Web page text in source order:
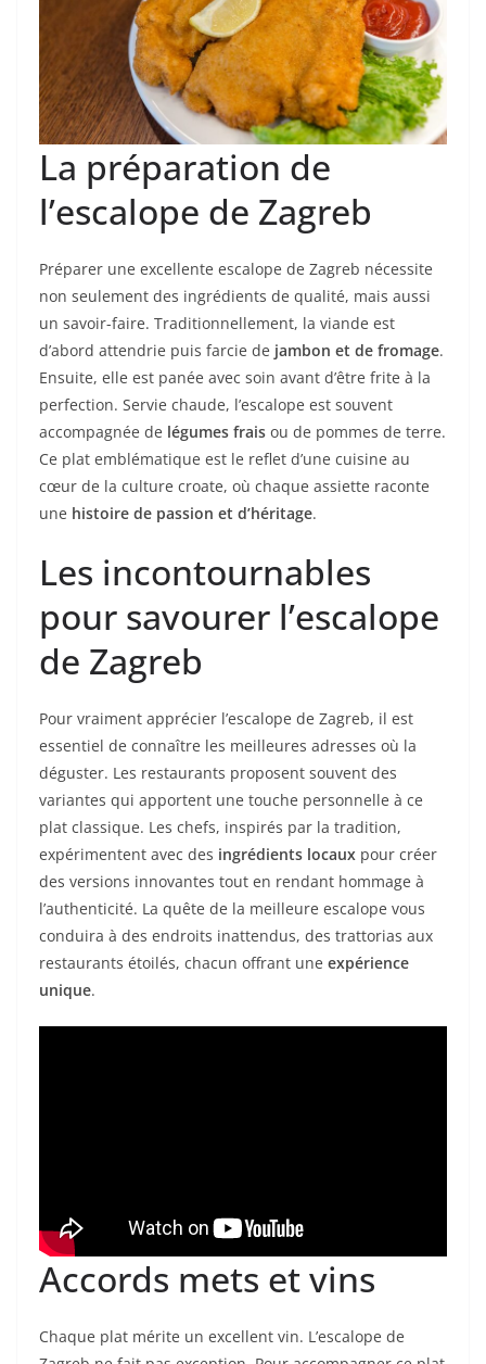
La préparation de
l’escalope de Zagreb
Préparer une excellente escalope de Zagreb nécessite
non seulement des ingrédients de qualité, mais aussi
un savoir-faire. Traditionnellement, la viande est
d’abord attendrie puis farcie de jambon et de fromage.
Ensuite, elle est panée avec soin avant d’être frite à la
perfection. Servie chaude, l’escalope est souvent
accompagnée de légumes frais ou de pommes de terre.
Ce plat emblématique est le reflet d’une cuisine au
cœur de la culture croate, où chaque assiette raconte
une histoire de passion et d’héritage.
Les incontournables
pour savourer l’escalope
de Zagreb
Pour vraiment apprécier l’escalope de Zagreb, il est
essentiel de connaître les meilleures adresses où la
déguster. Les restaurants proposent souvent des
variantes qui apportent une touche personnelle à ce
plat classique. Les chefs, inspirés par la tradition,
expérimentent avec des ingrédients locaux pour créer
des versions innovantes tout en rendant hommage à
l’authenticité. La quête de la meilleure escalope vous
conduira à des endroits inattendus, des trattorias aux
restaurants étoilés, chacun offrant une expérience
unique.
Accords mets et vins
Chaque plat mérite un excellent vin. L’escalope de